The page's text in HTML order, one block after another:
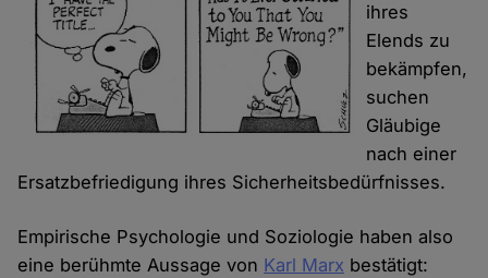
ihres
Elends zu
bekämpfen,
suchen
Gläubige
nach einer
Ersatzbefriedigung ihres Sicherheitsbedürfnisses.
Empirische Psychologie und Soziologie haben also
eine berühmte Aussage von Karl Marx bestätigt: